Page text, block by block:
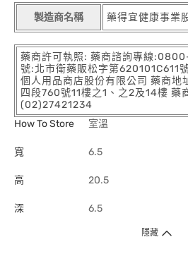
製造商名稱 藥得宜健康事業
藥商許可執照: 藥商諮詢專線
號:北市衛藥販松字第620101C611
個人用品商店股份有限公司 藥商地
四段760號11樓之1、之2及14樓 藥
(02)27421234
How To Store
室溫
寬 6.5
高 20.5
深 6.5
隱藏